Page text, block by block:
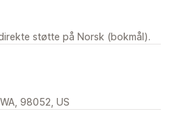
støtte på Norsk (bokmål).
98052, US